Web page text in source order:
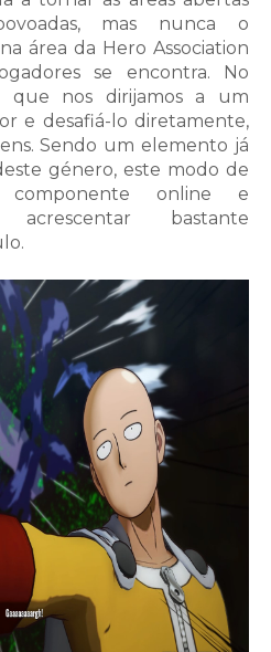
mas nunca o
área da Hero Association
se encontra. No
que nos dirijamos a um
e desafiá-lo diretamente,
Sendo um elemento já
género, este modo de
componente online e
bastante